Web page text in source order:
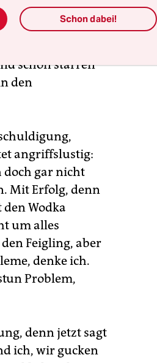
schon starren
den
angriffslustig:
doch gar nicht
Mit Erfolg, denn
Wodka
um alles
Feigling, aber
denke ich.
Problem,
denn jetzt sagt
ich, wir gucken
Schon dabei!